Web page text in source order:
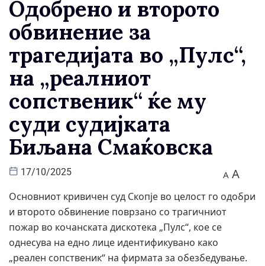
Одобрено и второто
обвинение за
трагедијата во „Пулс“,
на „реалниот
сопственик“ ќе му
суди судијката
Биљана Смаќовска
17/10/2025 A A
Основниот кривичен суд Скопје во целост го одобри
и второто обвинение поврзано со трагичниот
пожар во кочанската дискотека „Пулс“, кое се
однесува на едно лице идентификувано како
„реален сопственик“ на фирмата за обезбедување.